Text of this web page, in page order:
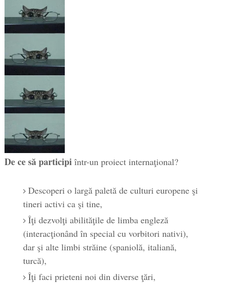
De ce să participiîntr-un proiect internaţional?
Descoperi o largă paletă de culturi europene şi
tineri activi ca şi tine,
Îţi dezvolţi abilităţile de limba engleză
(interacţionând în special cu vorbitori nativi),
dar şi alte limbi străine (spaniolă, italiană,
turcă),
Îţi faci prieteni noi din diverse ţări,